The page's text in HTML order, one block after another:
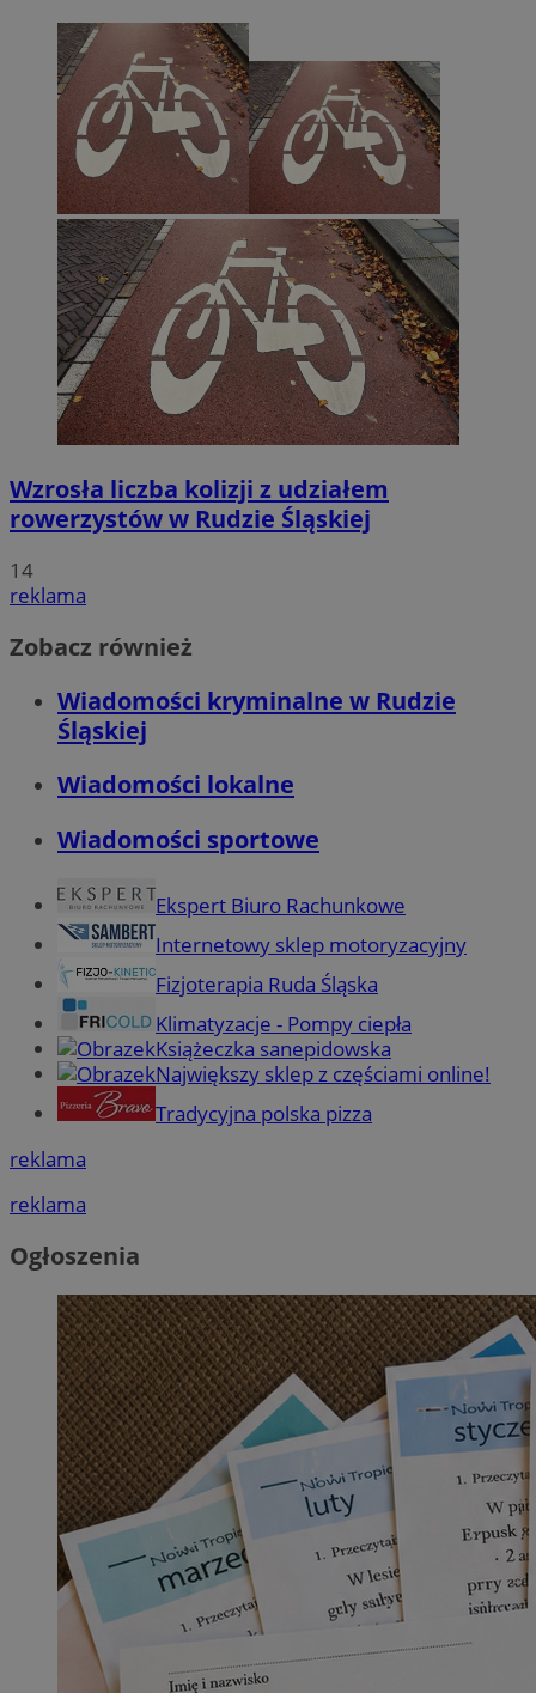
Wzrosła liczba kolizji z udziałem
rowerzystów w Rudzie Śląskiej
14
reklama
Zobacz również
Wiadomości kryminalne w Rudzie
Śląskiej
Wiadomości lokalne
Wiadomości sportowe
Ekspert Biuro Rachunkowe
Internetowy sklep motoryzacyjny
Fizjoterapia Ruda Śląska
Klimatyzacje - Pompy ciepła
Książeczka sanepidowska
Największy sklep z częściami online!
Tradycyjna polska pizza
reklama
reklama
Ogłoszenia